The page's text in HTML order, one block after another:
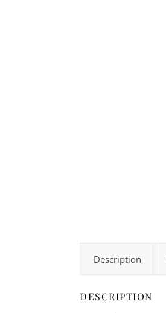
Description
DESCRIPTION